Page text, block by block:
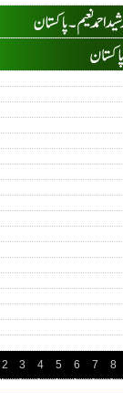
2 3 4 5 6 7 8